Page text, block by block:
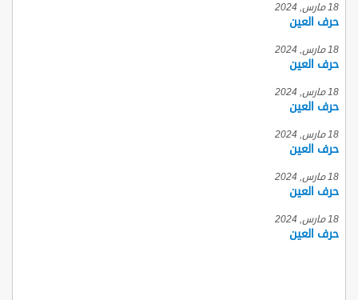
18 مارس, 2024
حرف العين
18 مارس, 2024
حرف العين
18 مارس, 2024
حرف العين
18 مارس, 2024
حرف العين
18 مارس, 2024
حرف العين
18 مارس, 2024
حرف العين